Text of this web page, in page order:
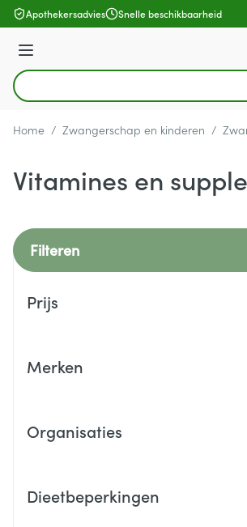
Ga naar de inhoud
Apothekersadvies Snelle beschikbaarheid
Menu
Product, merk, categorie...
Home / Zwangerschap en kinderen /
Vitamines en
Filteren
Prijs
Merken
Organisaties
Dieetbeperkingen